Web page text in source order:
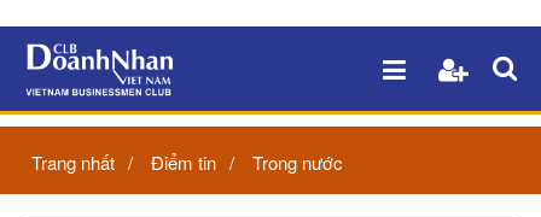
Trang nhất Điểm tin Trong nước